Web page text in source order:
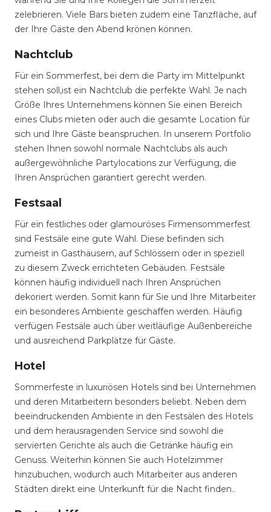
zelebrieren. Viele Bars bieten zudem eine Tanzfläche, auf
der Ihre Gäste den Abend krönen können.
Nachtclub
Für ein Sommerfest, bei dem die Party im Mittelpunkt
stehen soll,ist ein Nachtclub die perfekte Wahl. Je nach
Größe Ihres Unternehmens können Sie einen Bereich
eines Clubs mieten oder auch die gesamte Location für
sich und Ihre Gäste beanspruchen. In unserem Portfolio
stehen Ihnen sowohl normale Nachtclubs als auch
außergewöhnliche Partylocations zur Verfügung, die
Ihren Ansprüchen garantiert gerecht werden.
Festsaal
Für ein festliches oder glamouröses Firmensommerfest
sind Festsäle eine gute Wahl. Diese befinden sich
zumeist in Gasthäusern, auf Schlössern oder in speziell
zu diesem Zweck errichteten Gebäuden. Festsäle
können häufig individuell nach Ihren Ansprüchen
dekoriert werden. Somit kann für Sie und Ihre Mitarbeiter
ein besonderes Ambiente geschaffen werden. Häufig
verfügen Festsäle auch über weitläufige Außenbereiche
und ausreichend Parkplätze für Gäste.
Hotel
Sommerfeste in luxuriösen Hotels sind bei Unternehmen
und deren Mitarbeitern besonders beliebt. Neben dem
beeindruckenden Ambiente in den Festsälen des Hotels
und dem herausragenden Service sind sowohl die
servierten Gerichte als auch die Getränke häufig ein
Genuss. Weiterhin können Sie auch Hotelzimmer
hinzubuchen, wodurch auch Mitarbeiter aus anderen
Städten direkt eine Unterkunft für die Nacht finden..